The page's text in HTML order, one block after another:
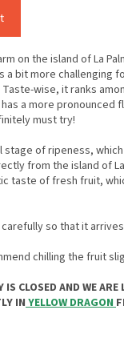
on the island of La
a bit more challenging
wise, it ranks
a more pronounced
must try!
of ripeness,
from the island of
taste of fresh fruit,
so that it
chilling the fruit
CLOSED AND WE
INYELLOW DRAGON